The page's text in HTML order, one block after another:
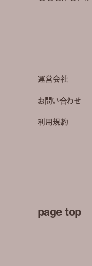
運営会社
お問い合わせ
利用規約
page top